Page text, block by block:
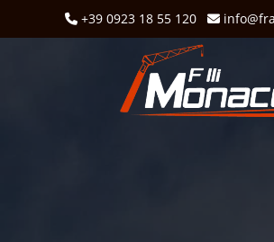
+39 0923 18 55 120